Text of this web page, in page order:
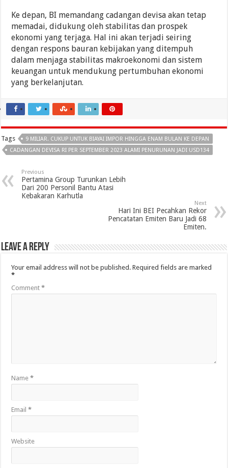
Ke depan, BI memandang cadangan devisa akan tetap
memadai, didukung oleh stabilitas dan prospek
ekonomi yang terjaga. Hal ini akan terjadi seiring
dengan respons bauran kebijakan yang ditempuh
dalam menjaga stabilitas makroekonomi dan sistem
keuangan untuk mendukung pertumbuhan ekonomi
yang berkelanjutan.
Tags
9 MILIAR. CUKUP UNTUK BIAYAI IMPOR HINGGA ENAM BULAN KE DEPAN
CADANGAN DEVISA RI PER SEPTEMBER 2023 ALAMI PENURUNAN JADI USD134
Previous
Pertamina Group Turunkan Lebih
Dari 200 Personil Bantu Atasi
Kebakaran Karhutla
Next
Hari Ini BEI Pecahkan Rekor
Pencatatan Emiten Baru Jadi 68
Emiten.
Leave a Reply
Your email address will not be published. Required fields are marked
*
Comment*
Name*
Email*
Website